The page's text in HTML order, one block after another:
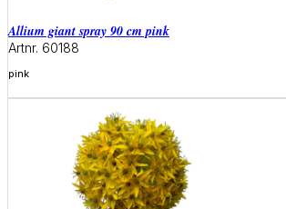
allium giant spray 90 cm pink
Artnr. 60188
pink
Meer informatie